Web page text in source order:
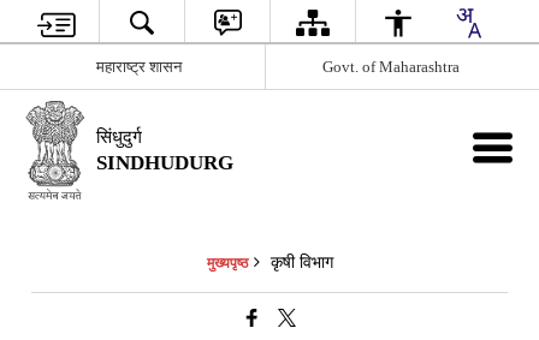
महाराष्ट्र शासन Govt. of Maharashtra
सिंधुदुर्ग
SINDHUDURG
मुख्यपृष्ठ कृषी विभाग